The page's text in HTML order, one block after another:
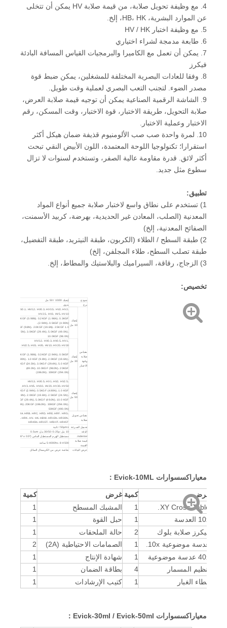
4. مع وظيفة تحويل صلابة، من قيمة صلابة HV يمكن أن تتخلى
عن الموارد البشرية، HB، HK، إلخ.
5. مع وظيفة اختبار HV / HK
6. طابعة مدمجة لشراء اختياري
7. يمكن أن تعمل مع الكاميرا والبرمجيات القياس المسافة البادئة
فيكرز
8. وفقا للعادات البصرية المختلفة للمشغلين، يمكن ضبط قوة
مصدر الضوء. لتجنب التعب البصري لعملية وقت طويل.
9. الشاشة الرقمية الصناعية يمكن أن توجيه قيمة صلابة العرض،
صلابة التحويل، طريقة الاختبار، قوة الاختبار، وقت المسكن، رقم
الاختبار وعملية الاختبار.
10. لمرة واحدة صب صب الألومنيوم قذيفة ضمان هيكل أكثر
استقرارا؛ تكنولوجيا اللوحة المعتمدة، اللون الأبيض النقي تبحث
أكثر لائق. قدرة مقاومة عالية الصفر، وتستخدم لسنوات لا تزال
سطوع مثل جديد.
تطبيق:
1) تستخدم على نطاق واسع لاختبار صلابة جميع أنواع المواد
المعدنية (الصلب، المعادن غير الحديدية، بهرضة، كربيد الأسمنت،
الصفائح المعدنية، إلخ)
2) طبقة السطح / الطلاء (الكربون، طبقة النيتريد، طبقة التفضيل،
طبقة تصلب السطح، طلاء المجلفن، إلخ)
3) الزجاج، رقاقة، السيراميك والبلاستيك والمطاط، إلخ.
تخصيص:
نموذج
إيفيك 10/30 / 50 مل
برج
يدوي
مقياس
صلابة
وقوة
الاختبار
إيفيك
10 مل
HV0.1، HV0.2، HV0.3، HV0.5، HV2، HV2،
HV2.5، HV3، HV5، HV10
0.1KGF (0.98N)، 0.2KGF (1.96N)، 0.3KGF
(2.94N)، 0.5KGF (4.90N)،
1.0 KGF (9.8N)، 2.0KGF (19.6N)، 2.5KGF
(24.5N)، 3.0KGF (29.4N)، 5.0KGF (49.0N)،
10.0KGF (98.0N)
إيفيك
30 مل
HV0.2، HV0.3، HV0.5، HV1،
HV2، HV2.5، HV3، HV5، HV10، HV20، HV30.
0.2KGF (1.96N)، 0.3KGF (2.94N)، 0.5KGF
(4.90N)، 1.0 KGF (9.8N)، 2.0KGF (19.6N)،
2.5KGF (24.5N)، 3.0KGF (29.4N)، 5.0 KGF
(49.0N)، 10.0KGF (98.0N)، 20KGF
(196.0N)، 30KGF (294.0N)
إيفيك
50 مل
HV0.3، HV0.5، HV1، HV2، HV2.5،
HV3، HV5، HV10، HV20، HV30، HV50.
0.3KGF (2.94N)، 0.5KGF (4.90N)، 1.0 KGF
(9.8N)، 2.0KGF (19.6N)، 2.5KGF (24.5N)،
3.0KGF (29.4N)، 5.0KGF (49.0N)، 10.0 KGF
(98.0N)، 20KGF (196.0N)، 30KGF (294.0N)،
50KGF (490.0N)
مقياس تحويل
صلابة
HRA، HRB، HRC، HRD، HRE، HRF، HRG،
HRH، HRK، HV، HK، HBW، HR15N، HR30N،
HR45N، HR15T، HR30T، HR45T
تحميل السرعة
≤50μm / ثانية
الدقة
10 مل: 0.25μ؛ 30/50 مل: 0.5um
indenter.
مستطيل الهرم المستطيل الماس (136º ± 0.5º)
قيمة صلابة
القيمة
5-4000hv، 8-4500 ساعة
عرض البيانات شاشة عرض من الكريستال السائل
الاختبار (EVICK-
10ML المدرجة،
30/50ML لشراء
اختياري)
المعايير المنفذة
الشراء اختيارية indenter؛ كتلة صلابة 15x ميكرومتر العدسة
معيار اكسسوارات Evick-10ML ：
غرض كمية غرض
كمية
XY Cross Table.
1 المشبك المسطح
1
10x العدسة
1 حبل القوة
1
فيكرز صلابة بلوك
2 حالة الملحقات
1
عدسة موضوعية 10x.
1 الصمامات الاحتياطية (2A)
2
40x عدسة موضوعية
1 شهادة الإنتاج 1
تنظيم المسمار 4 بطاقة الضمان
1
غطاء الغبار
1 كتيب الإرشادات 1
معيار اكسسوارات Evick-30ml / Evick-50ml ：